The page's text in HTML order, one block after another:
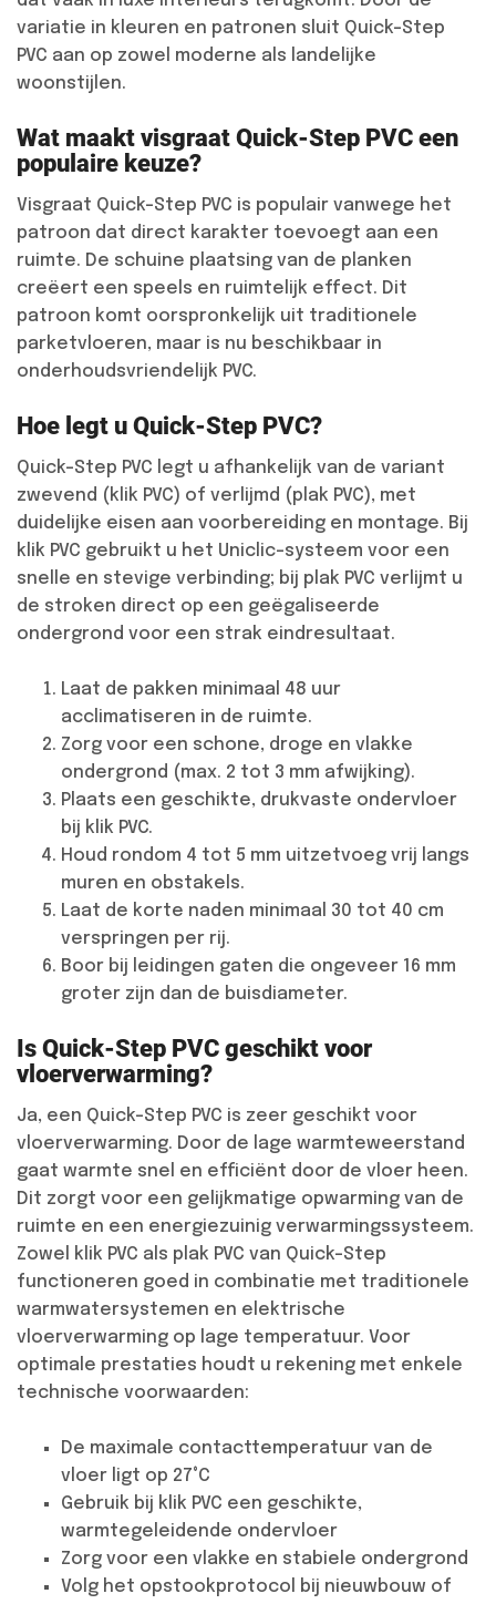
variatie in kleuren en patronen sluit Quick-Step
PVC aan op zowel moderne als landelijke
woonstijlen.
Wat maakt visgraat Quick-Step PVC een
populaire keuze?
Visgraat Quick-Step PVC is populair vanwege het
patroon dat direct karakter toevoegt aan een
ruimte. De schuine plaatsing van de planken
creëert een speels en ruimtelijk effect. Dit
patroon komt oorspronkelijk uit traditionele
parketvloeren, maar is nu beschikbaar in
onderhoudsvriendelijk PVC.
Hoe legt u Quick-Step PVC?
Quick-Step PVC legt u afhankelijk van de variant
zwevend (klik PVC) of verlijmd (plak PVC), met
duidelijke eisen aan voorbereiding en montage. Bij
klik PVC gebruikt u het Uniclic-systeem voor een
snelle en stevige verbinding; bij plak PVC verlijmt u
de stroken direct op een geëgaliseerde
ondergrond voor een strak eindresultaat.
Laat de pakken minimaal 48 uur
acclimatiseren in de ruimte.
Zorg voor een schone, droge en vlakke
ondergrond (max. 2 tot 3 mm afwijking).
Plaats een geschikte, drukvaste ondervloer
bij klik PVC.
Houd rondom 4 tot 5 mm uitzetvoeg vrij langs
muren en obstakels.
Laat de korte naden minimaal 30 tot 40 cm
verspringen per rij.
Boor bij leidingen gaten die ongeveer 16 mm
groter zijn dan de buisdiameter.
Is Quick-Step PVC geschikt voor
vloerverwarming?
Ja, een Quick-Step PVC is zeer geschikt voor
vloerverwarming. Door de lage warmteweerstand
gaat warmte snel en efficiënt door de vloer heen.
Dit zorgt voor een gelijkmatige opwarming van de
ruimte en een energiezuinig verwarmingssysteem.
Zowel klik PVC als plak PVC van Quick-Step
functioneren goed in combinatie met traditionele
warmwatersystemen en elektrische
vloerverwarming op lage temperatuur. Voor
optimale prestaties houdt u rekening met enkele
technische voorwaarden:
De maximale contacttemperatuur van de
vloer ligt op 27°C
Gebruik bij klik PVC een geschikte,
warmtegeleidende ondervloer
Zorg voor een vlakke en stabiele ondergrond
Volg het opstookprotocol bij nieuwbouw of